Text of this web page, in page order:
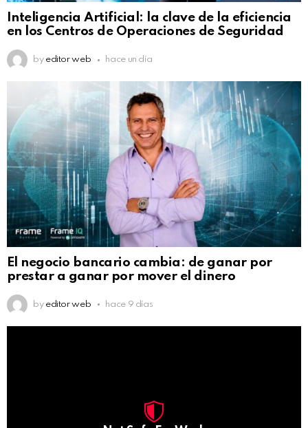
Inteligencia Artificial: la clave de la eficiencia
en los Centros de Operaciones de Seguridad
by editor web hace un día
El negocio bancario cambia: de ganar por
prestar a ganar por mover el dinero
by editor web hace 9 días